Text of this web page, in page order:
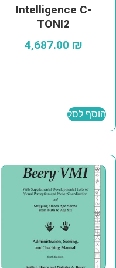
Intelligence C-
TONI2
4,687.00 ₪
הוסף לסל